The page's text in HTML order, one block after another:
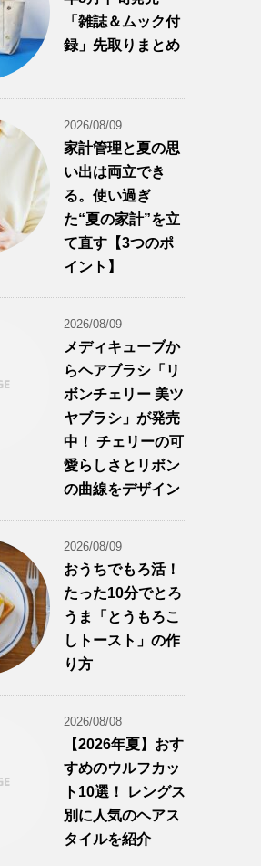
「雑誌＆ムック付
録」先取りまとめ
2026/08/09
家計管理と夏の思
い出は両立でき
る。使い過ぎ
た“夏の家計”を立
て直す【3つのポ
イント】
2026/08/09
メディキューブか
らヘアブラシ「リ
ボンチェリー 美ツ
ヤブラシ」が発売
中！ チェリーの可
愛らしさとリボン
の曲線をデザイン
2026/08/09
おうちでもろ活！
たった10分でとろ
うま「とうもろこ
しトースト」の作
り方
2026/08/08
【2026年夏】おす
すめのウルフカッ
ト10選！ レングス
別に人気のヘアス
タイルを紹介